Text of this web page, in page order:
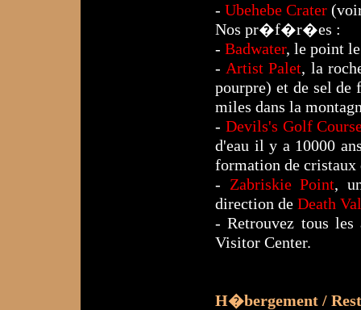
- Ubehebe Crater
Nos pr�f�r�es :
- Badwater, le point
- Artist Palet, la
pourpre) et de sel de
miles dans la
- Devils's Golf
d'eau il y a 10000
formation de cristaux
- Zabriskie Point,
direction de Death
- Retrouvez tous les
Visitor Center.
H�bergement /